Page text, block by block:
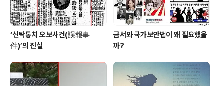
‘신탁통치 오보사건(誤報事
件)’의 진실
금서와 국가보안법이 왜 필요했을
까?